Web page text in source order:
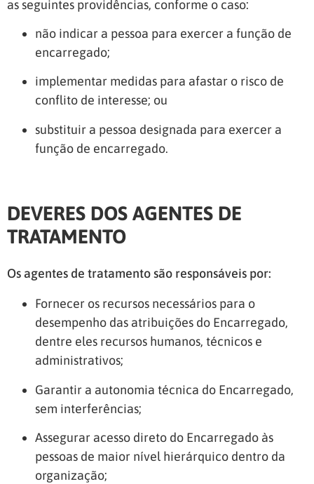
as seguintes providências, conforme o caso:
não indicar a pessoa para exercer a função de
encarregado;
implementar medidas para afastar o risco de
conflito de interesse; ou
substituir a pessoa designada para exercer a
função de encarregado.
DEVERES DOS AGENTES DE
TRATAMENTO
Os agentes de tratamento são responsáveis por:
Fornecer os recursos necessários para o
desempenho das atribuições do Encarregado,
dentre eles recursos humanos, técnicos e
administrativos;
Garantir a autonomia técnica do Encarregado,
sem interferências;
Assegurar acesso direto do Encarregado às
pessoas de maior nível hierárquico dentro da
organização;